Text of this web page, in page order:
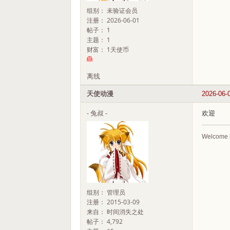
组别： 未验证会员
注册： 2026-06-01
帖子： 1
主题： 1
财富： 1天使币
离线
2026-06-
天使动漫
- 兔叔 -
组别： 管理员
注册： 2015-03-09
来自： 时间消失之处
帖子： 4,792
欢迎
Welcome